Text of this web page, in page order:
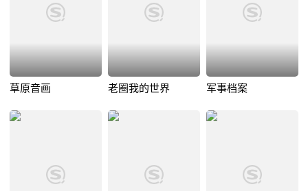
草原音画 老圈我的世界 军事档案